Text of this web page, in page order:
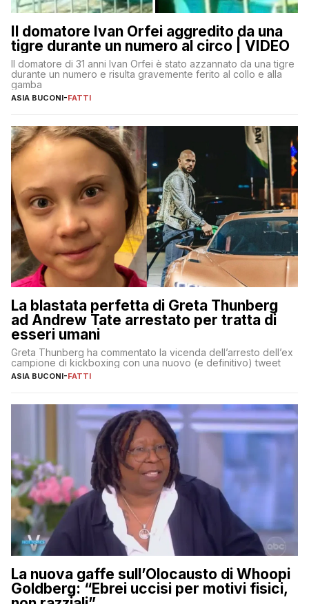
Il domatore Ivan Orfei aggredito da una
tigre durante un numero al circo | VIDEO
Il domatore di 31 anni Ivan Orfei è stato azzannato da una tigre
durante un numero e risulta gravemente ferito al collo e alla
gamba
ASIA BUCONI-FATTI
La blastata perfetta di Greta Thunberg
ad Andrew Tate arrestato per tratta di
esseri umani
Greta Thunberg ha commentato la vicenda dell’arresto dell’ex
campione di kickboxing con una nuovo (e definitivo) tweet
ASIA BUCONI-FATTI
La nuova gaffe sull’Olocausto di Whoopi
Goldberg: “Ebrei uccisi per motivi fisici,